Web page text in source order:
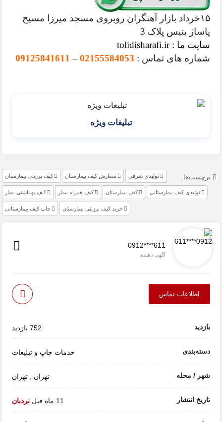
۱۵خرداد بازار آهنگران روبروی مسجد میرزا مسیح
پاساژ بنیس پلاک 3
سایت ما : tolidisharafi.ir
شماره های تماس : 02155584053
–
09125841611
تبلیغات ویژه
برچسب‌ها: تولیدی شرفی سفارش کیف بیمارستان کیف برزنتی بیمارستان
تولیدی کیف بیمارستانی کیف بیمارستان کیف همراه بیمار کیف بهداشتی بیمار
خرید کیف برزنتی بیمارستان چاپ کیف بیمارستانی
0912****611
آگهی دهنده
اطلاعات تماس
بازدید 752 بازدید
دسته‌بندی خدمات چاپ و تبلیغات
شهر / محله تهران تهران
تاریخ انتشار 11 ماه قبل نردبان